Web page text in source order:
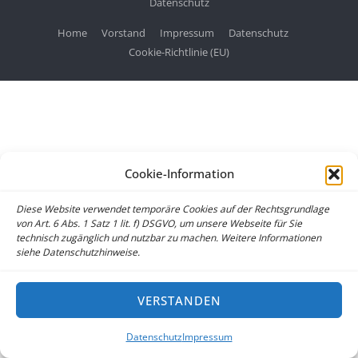
Cookie-Information
Diese Website verwendet temporäre Cookies auf der Rechtsgrundlage
von Art. 6 Abs. 1 Satz 1 lit. f) DSGVO, um unsere Webseite für Sie
technisch zugänglich und nutzbar zu machen. Weitere Informationen
siehe Datenschutzhinweise.
VERSTANDEN
DatenschutzImpressum
Home Vorstand Impressum
Datenschutz
Cookie-Richtlinie (EU)